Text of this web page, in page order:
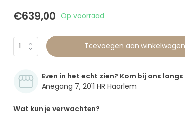
€639,00 Op voorraad
Toevoegen aan winkelwagen
Even in het echt zien? Kom bij ons langs
Anegang 7, 2011 HR Haarlem
Wat kun je verwachten?